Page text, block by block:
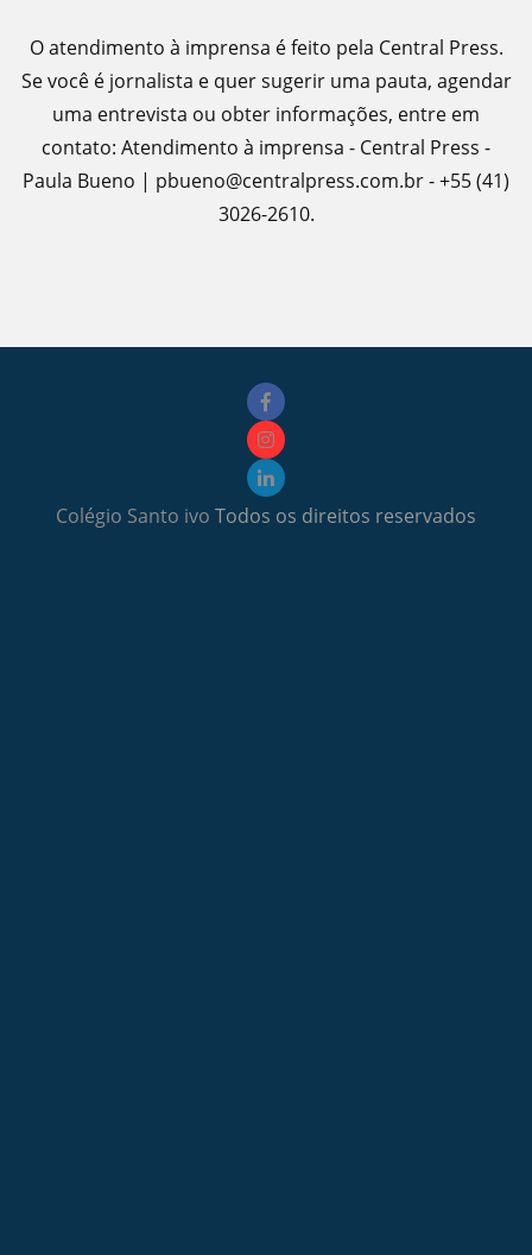
O atendimento à imprensa é feito pela Central Press.
Se você é jornalista e quer sugerir uma pauta, agendar
uma entrevista ou obter informações, entre em
contato: Atendimento à imprensa - Central Press -
Paula Bueno | pbueno@centralpress.com.br - +55 (41)
3026-2610.
Colégio Santo ivo Todos os direitos reservados